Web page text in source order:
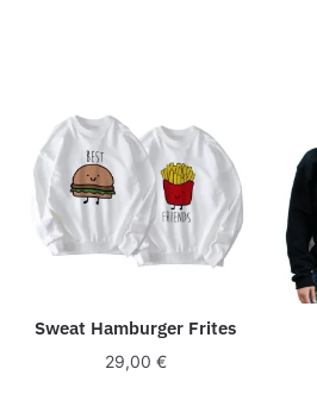
Sweat Hamburger Frites
29,00 €